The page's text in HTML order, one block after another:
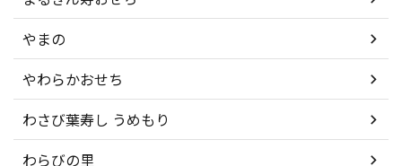
やまの
やわらかおせち
わさび葉寿し うめもり
わらびの里